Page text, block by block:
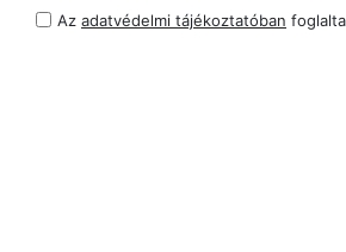
Az adatvédelmi tájékoztatóban